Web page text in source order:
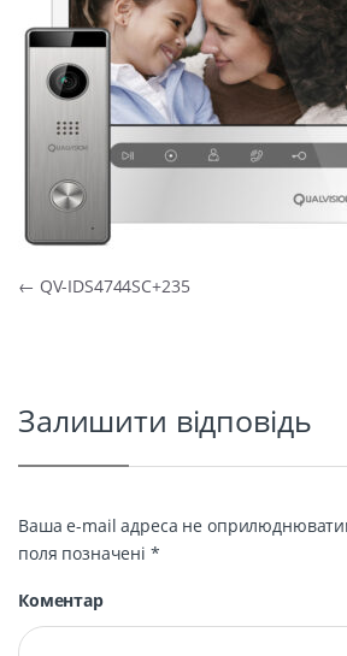
Навігація записів
← QV-IDS4744SC+235
Залишити відповідь
Ваша e-mail адреса не
поля позначені *
Коментар